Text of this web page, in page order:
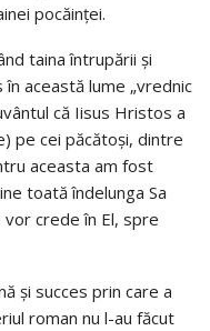
pocăinței.
taina întrupării și
această lume „vrednic
că Iisus Hristos a
pe cei păcătoși, dintre
aceasta am fost
toată îndelunga Sa
crede în El, spre
și succes prin care a
roman nu l-au făcut